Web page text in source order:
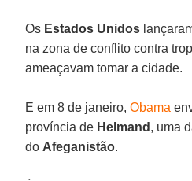
Os Estados Unidos
na zona de conflito contra
ameaçavam tomar a cidade.
E em 8 de janeiro,Obama
província de Helmand , uma
do Afeganistão.